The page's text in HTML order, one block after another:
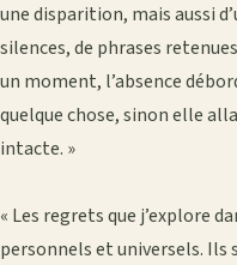
une disparition, mais aussi
silences, de phrases
un moment, l’absence
quelque chose, sinon elle
intacte. »
‎« Les regrets que j’explore
personnels et universels. Ils